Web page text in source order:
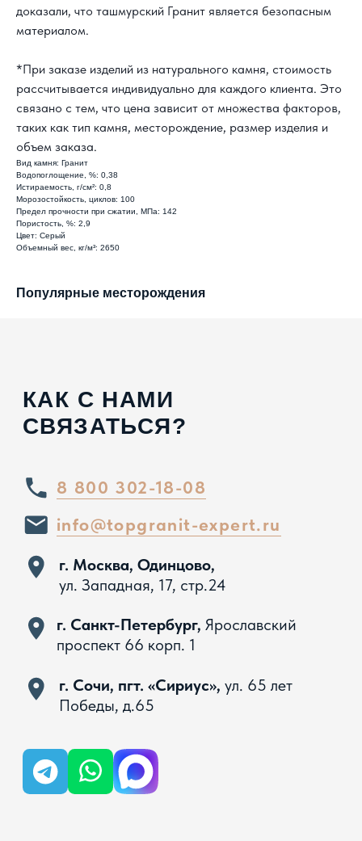
доказали, что ташмурский Гранит является безопасным
материалом.
*При заказе изделий из натурального камня, стоимость
рассчитывается индивидуально для каждого клиента. Это
связано с тем, что цена зависит от множества факторов,
таких как тип камня, месторождение, размер изделия и
объем заказа.
Вид камня: Гранит
Водопоглощение, %: 0,38
Истираемость, г/см²: 0,8
Морозостойкость, циклов: 100
Предел прочности при сжатии, МПа: 142
Пористость, %: 2,9
Цвет: Серый
Объемный вес, кг/м³: 2650
Популярные месторождения
КАК С НАМИ
СВЯЗАТЬСЯ?
info@topgranit-expert.ru
8 800 302-18-08
г. Москва, Одинцово,
ул. Западная, 17, стр.24
г. Сочи, пгт. «Сириус»,ул. 65 лет